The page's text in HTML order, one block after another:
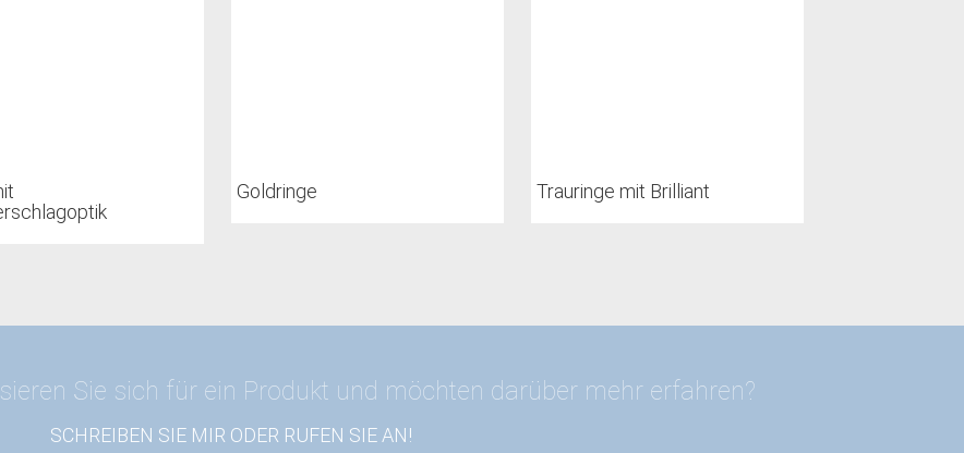
Goldringe Trauringe mit Brilliant
Sie sich für ein Produkt und möchten darüber mehr erfahren?
SCHREIBEN SIE MIR ODER RUFEN SIE AN!